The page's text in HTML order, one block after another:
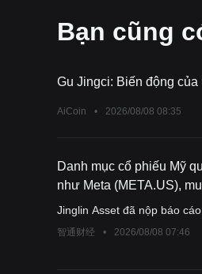
Bạn cũng
Gu Jingci: Biến động
AiCoin • 2026/08/08 08:35
Danh mục cổ phiếu Mỹ
như Meta (META.US),
(ASML.US)
Jinglin Asset đã nộp báo
智通财经 • 2026/08/08 07:46